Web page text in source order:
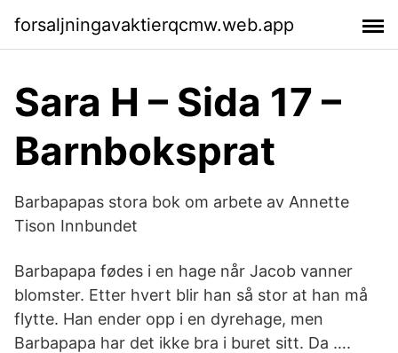
forsaljningavaktierqcmw.web.app
Sara H – Sida 17 –
Barnboksprat
Barbapapas stora bok om arbete av Annette
Tison Innbundet
Barbapapa fødes i en hage når Jacob vanner
blomster. Etter hvert blir han så stor at han må
flytte. Han ender opp i en dyrehage, men
Barbapapa har det ikke bra i buret sitt. Da ….